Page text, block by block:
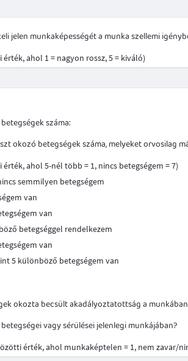
jelen munkaképességét a munka szellemi
érték, ahol 1 = nagyon rossz, 5 = kiváló)
száma:
okozó betegségek száma, melyeket orvosilag
érték, ahol 5-nél több = 1, nincs betegségem = 7)
semmilyen betegségem
van
van
betegséggel rendelkezem
van
5 különböző betegségem van
okozta becsült akadályoztatottság a munkában
vagy sérülései jelenlegi munkájában?
érték, ahol munkaképtelen = 1, nem zavar/